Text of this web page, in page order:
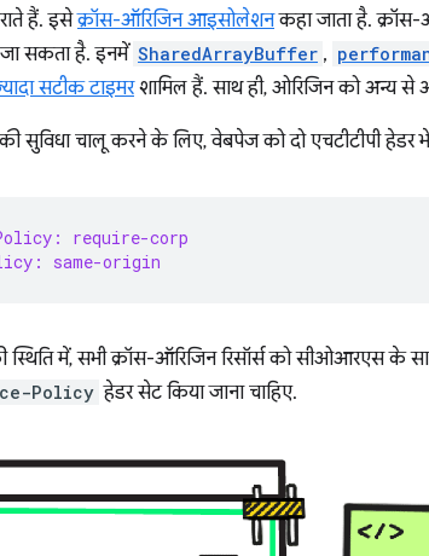
हैं. इसेक्रॉस-ऑरिजिन आइसोलेशनकहा जाता है.
सकता है. इनमें SharedArrayBuffer ,
सटीक टाइमरशामिल हैं. साथ ही, ओरिजिन को अन्य
सुविधा चालू करने के लिए, वेबपेज को दो एचटीटीपी हेडर
require-corp
same-origin
में, सभी क्रॉस-ऑरिजिन रिसॉर्स को सीओआरएस के
Policy हेडर सेट किया जाना चाहिए.